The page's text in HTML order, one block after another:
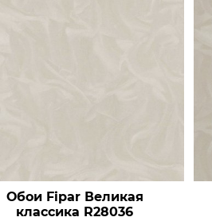
Обои Fipar Великая
классика R28036